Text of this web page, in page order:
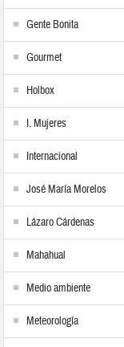
Gente Bonita
Gourmet
Holbox
I. Mujeres
Internacional
José María Morelos
Lázaro Cárdenas
Mahahual
Medio ambiente
Meteorología